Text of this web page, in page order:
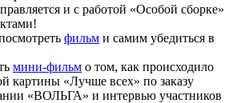
и с работой «Особой сборке»
фильм и самим убедиться в
мини-фильм о том, как происходило
картины «Лучше всех» по заказу
«ВОЛЬГА» и интервью участников